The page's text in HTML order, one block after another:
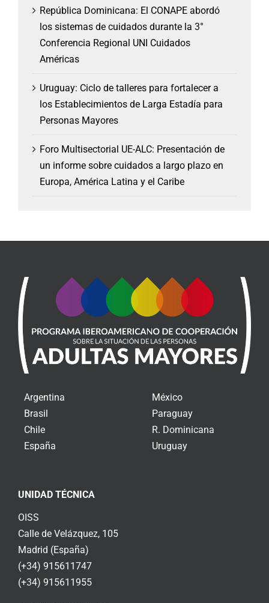
República Dominicana: El CONAPE abordó
los sistemas de cuidados durante la 3°
Conferencia Regional UNI Cuidados
Américas
Uruguay: Ciclo de talleres para fortalecer a
los Establecimientos de Larga Estadía para
Personas Mayores
Foro Multisectorial UE-ALC: Presentación de
un informe sobre cuidados a largo plazo en
Europa, América Latina y el Caribe
Argentina
Brasil
Chile
España
México
Paraguay
R. Dominicana
Uruguay
UNIDAD TÉCNICA
OISS
Calle de Velázquez, 105
Madrid (España)
(+34) 915611747
(+34) 915611955